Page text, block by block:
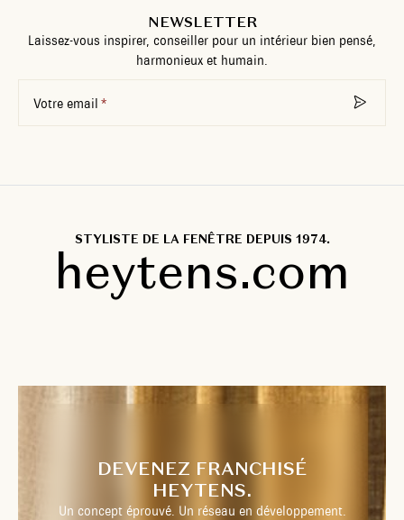
NEWSLETTER
Laissez-vous inspirer, conseiller pour un intérieur bien pensé,
harmonieux et humain.
Votre email
STYLISTE DE LA FENÊTRE DEPUIS 1974.
heytens.com
DEVENEZ FRANCHISÉ
HEYTENS.
Un concept éprouvé. Un réseau en développement.